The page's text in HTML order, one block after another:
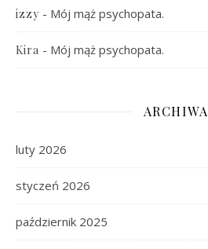
izzy - Mój mąż psychopata.
Kira - Mój mąż psychopata.
ARCHIWA
luty 2026
styczeń 2026
październik 2025